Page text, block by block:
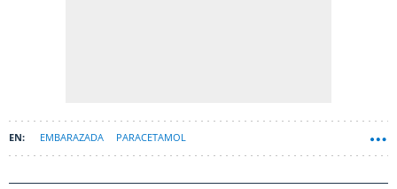
EMBARAZADA PARACETAMOL